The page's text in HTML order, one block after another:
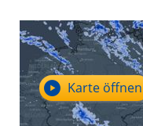
Karte öffnen